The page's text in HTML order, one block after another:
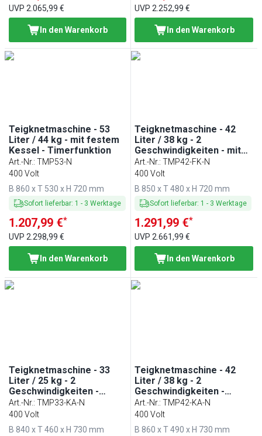
UVP 2.065,99 €
In den Warenkorb
UVP2.252,99 €
In den Warenkorb
Teigknetmaschine - 53
Liter / 44 kg - mit festem
Kessel - Timerfunktion
Art.-Nr.: TMP53-N
400 Volt
B 860 x T 530 x H 720 mm
Sofort lieferbar: 1 - 3 Werktage
1.207,99 €*
UVP 2.298,99 €
In den Warenkorb
Teigknetmaschine - 42
Liter / 38 kg - 2
Geschwindigkeiten - mit
festem Kessel -
Timerfunktion
Art.-Nr.:TMP42-FK-N
400 Volt
B 850 x T 480 x H 720 mm
Sofort lieferbar: 1 - 3 Werktage
1.291,99 €*
UVP2.661,99 €
In den Warenkorb
Teigknetmaschine - 33
Liter / 25 kg - 2
Geschwindigkeiten -
Kessel abnehmbar &
Rührwerk aufklappbar -
Art.-Nr.: TMP33-KA-N
400 Volt
B 840 x T 460 x H 730 mm
Teigknetmaschine - 42
Liter / 38 kg - 2
Geschwindigkeiten -
Kessel abnehmbar &
Rührwerk aufklappbar -
Art.-Nr.:TMP42-KA-N
400 Volt
B 860 x T 490 x H 730 mm